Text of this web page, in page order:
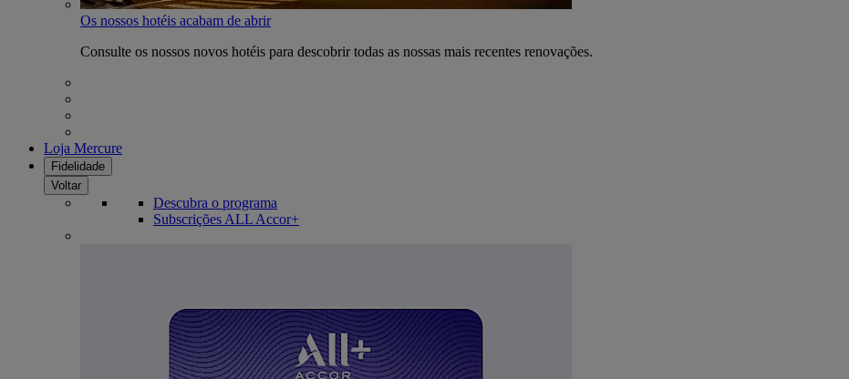
Os nossos hotéis acabam de abrir
Consulte os nossos novos hotéis para descobrir todas as nossas mais recentes renovações.
Loja Mercure
Fidelidade
Voltar
Descubra o programa
Subscrições ALL Accor+